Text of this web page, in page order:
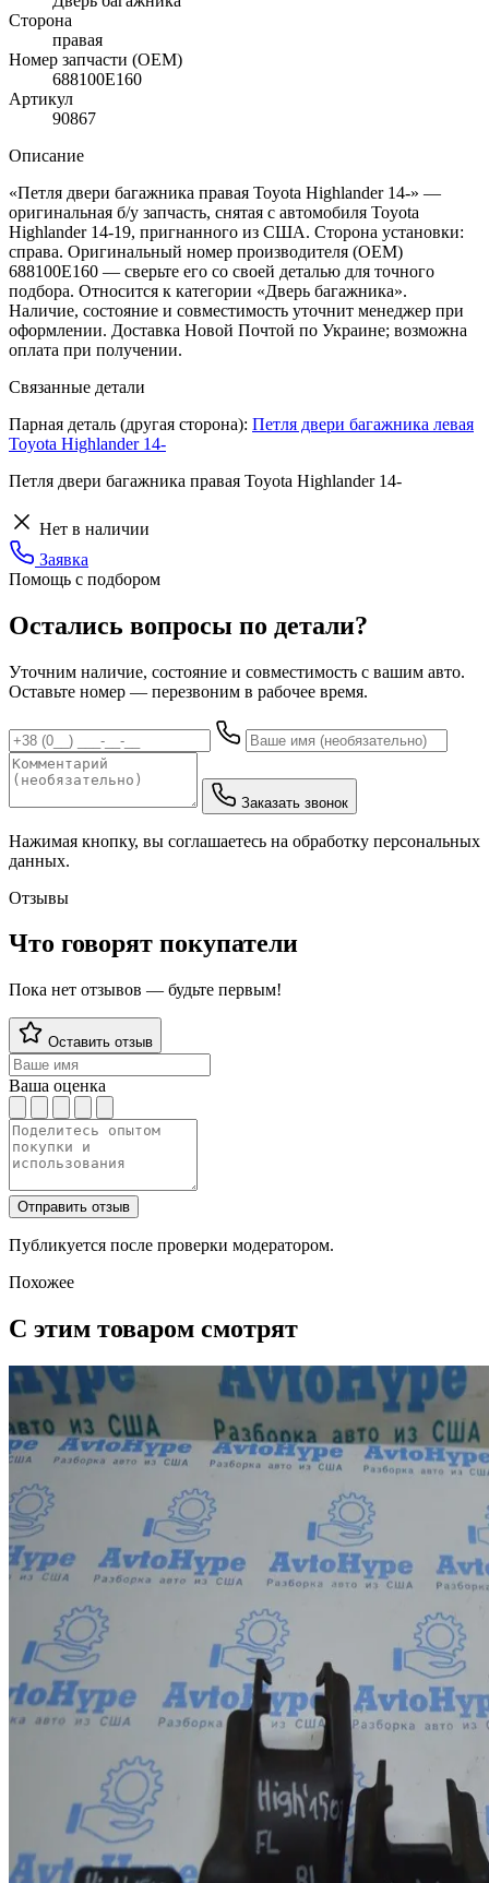
Сторона
правая
Номер запчасти (OEM)
688100E160
Артикул
90867
Описание
«Петля двери багажника правая Toyota Highlander 14-» —
оригинальная б/у запчасть, снятая с автомобиля Toyota
Highlander 14-19, пригнанного из США. Сторона установки:
справа. Оригинальный номер производителя (OEM)
688100E160 — сверьте его со своей деталью для точного
подбора. Относится к категории «Дверь багажника».
Наличие, состояние и совместимость уточнит менеджер при
оформлении. Доставка Новой Почтой по Украине; возможна
оплата при получении.
Связанные детали
Парная деталь (другая сторона): Петля двери багажника левая
Toyota Highlander 14-
Петля двери багажника правая Toyota Highlander 14-
Нет в наличии
Заявка
Помощь с подбором
Остались вопросы по детали?
Уточним наличие, состояние и совместимость с вашим авто.
Оставьте номер — перезвоним в рабочее время.
Заказать звонок
Нажимая кнопку, вы соглашаетесь на обработку персональных
данных.
Отзывы
Что говорят покупатели
Пока нет отзывов — будьте первым!
Оставить отзыв
Ваша оценка
Отправить отзыв
Публикуется после проверки модератором.
Похожее
С этим товаром смотрят